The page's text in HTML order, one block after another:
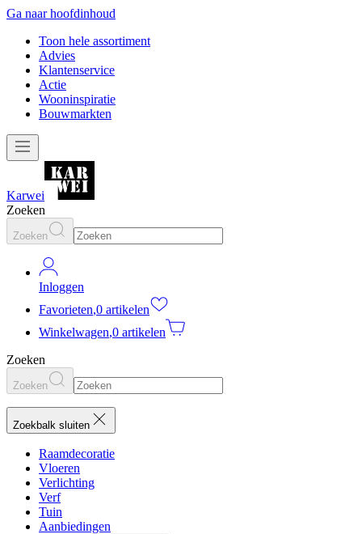
Ga naar hoofdinhoud
Toon hele assortiment
Advies
Klantenservice
Actie
Wooninspiratie
Bouwmarkten
Karwei
Zoeken
Zoeken
Inloggen
Favorieten,0 artikelen
Winkelwagen,0 artikelen
Zoeken
Zoeken
Zoekbalk sluiten
Raamdecoratie
Vloeren
Verlichting
Verf
Tuin
Aanbiedingen